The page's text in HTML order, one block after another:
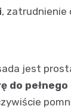
, zatrudnienie
jest
do pełnego